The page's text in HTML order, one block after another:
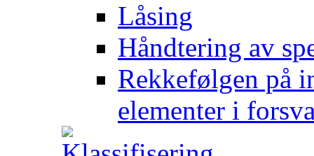
Låsing
Håndtering av
Rekkefølgen på
elementer i